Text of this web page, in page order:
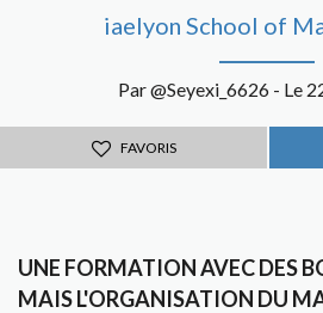
iaelyon School of
Par @Seyexi_6626 - Le
FAVORIS
UNE FORMATION AVEC DES
MAIS L'ORGANISATION DU